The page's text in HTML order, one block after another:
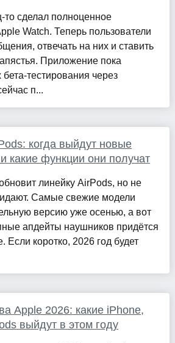
то сделал полноценное
Watch. Теперь пользователи
отвечать на них и ставить
Приложение пока
тестирования через
п...
когда выйдут новые
какие функции они получат
линейку AirPods, но не
Самые свежие модели
версию уже осенью, а вот
апдейты наушников придётся
Если коротко, 2026 год будет
Apple 2026: какие iPhone,
выйдут в этом году